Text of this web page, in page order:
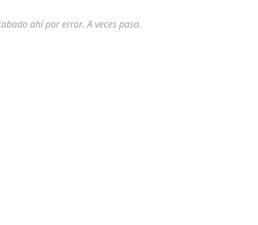
ahí por error. A veces pasa.